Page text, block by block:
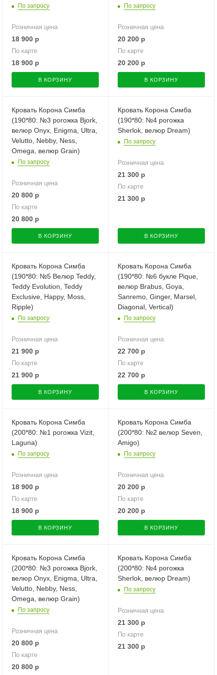
По запросу
Розничная цена
18 900 р
По карте
18 900 р
В КОРЗИНУ
По запросу
Розничная цена
20 200 р
По карте
20 200 р
В КОРЗИНУ
Кровать Корона Симба
(190*80: №3 рогожка Bjork,
велюр Onyx, Enigma, Ultra,
Velutto, Nebby, Ness,
Omega, велюр Grain)
По запросу
Розничная цена
20 800 р
По карте
20 800 р
В КОРЗИНУ
Кровать Корона Симба
(190*80: №4 рогожка
Sherlok, велюр Dream)
По запросу
Розничная цена
21 300 р
По карте
21 300 р
В КОРЗИНУ
Кровать Корона Симба
(190*80: №5 Велюр Teddy,
Teddy Evolution, Teddy
Exclusive, Happy, Moss,
Ripple)
По запросу
Розничная цена
21 900 р
По карте
21 900 р
В КОРЗИНУ
Кровать Корона Симба
(190*80: №6 букле Pique,
велюр Brabus, Goya,
Sanremo, Ginger, Marsel,
Diagonal, Vertical)
По запросу
Розничная цена
22 700 р
По карте
22 700 р
В КОРЗИНУ
Кровать Корона Симба
(200*80: №1 рогожка Vizit,
Laguna)
По запросу
Розничная цена
18 900 р
По карте
18 900 р
В КОРЗИНУ
Кровать Корона Симба
(200*80: №2 велюр Seven,
Amigo)
По запросу
Розничная цена
20 200 р
По карте
20 200 р
В КОРЗИНУ
Кровать Корона Симба
(200*80: №3 рогожка Bjork,
велюр Onyx, Enigma, Ultra,
Velutto, Nebby, Ness,
Omega, велюр Grain)
По запросу
Розничная цена
20 800 р
По карте
20 800 р
Кровать Корона Симба
(200*80: №4 рогожка
Sherlok, велюр Dream)
По запросу
Розничная цена
21 300 р
По карте
21 300 р